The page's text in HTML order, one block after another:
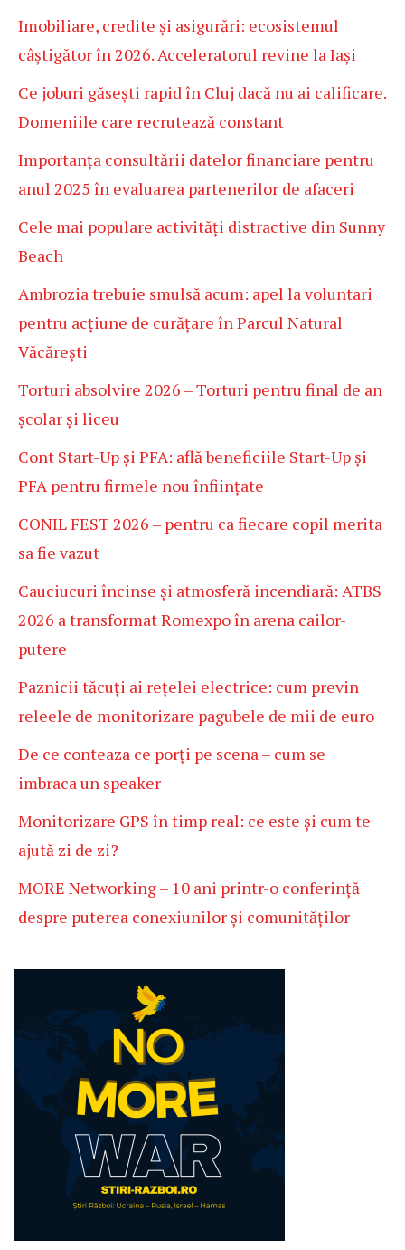
Imobiliare, credite și asigurări: ecosistemul
câștigător în 2026. Acceleratorul revine la Iași
Ce joburi găsești rapid în Cluj dacă nu ai calificare.
Domeniile care recrutează constant
Importanța consultării datelor financiare pentru
anul 2025 în evaluarea partenerilor de afaceri
Cele mai populare activități distractive din Sunny
Beach
Ambrozia trebuie smulsă acum: apel la voluntari
pentru acțiune de curățare în Parcul Natural
Văcărești
Torturi absolvire 2026 – Torturi pentru final de an
școlar și liceu
Cont Start-Up și PFA: află beneficiile Start-Up și
PFA pentru firmele nou înființate
CONIL FEST 2026 – pentru ca fiecare copil merita
sa fie vazut
Cauciucuri încinse și atmosferă incendiară: ATBS
2026 a transformat Romexpo în arena cailor-
putere
Paznicii tăcuți ai rețelei electrice: cum previn
releele de monitorizare pagubele de mii de euro
De ce conteaza ce porți pe scena – cum se
imbraca un speaker
Monitorizare GPS în timp real: ce este și cum te
ajută zi de zi?
MORE Networking – 10 ani printr-o conferință
despre puterea conexiunilor și comunităților